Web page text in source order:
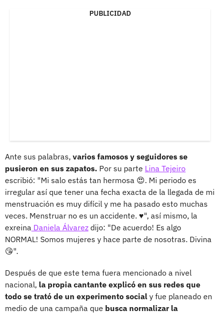
PUBLICIDAD
Ante sus palabras, varios famosos y seguidores se
pusieron en sus zapatos. Por su parte Lina Tejeiro
escribió: "Mi salo estás tan hermosa 😍. Mi periodo es
irregular así que tener una fecha exacta de la llegada de mi
menstruación es muy difícil y me ha pasado esto muchas
veces. Menstruar no es un accidente. ♥️", así mismo, la
exreina Daniela Álvarez dijo: "De acuerdo! Es algo
NORMAL! Somos mujeres y hace parte de nosotras. Divina
😘".
Después de que este tema fuera mencionado a nivel
nacional, la propia cantante explicó en sus redes que
todo se trató de un experimento social y fue planeado en
medio de una campaña que busca normalizar la